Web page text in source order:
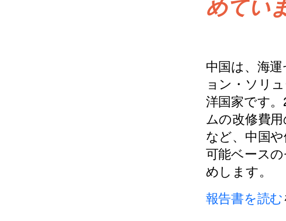
めてい
中国は、海
ョン・ソリ
洋国家です
ムの改修費
など、中国
可能ベース
めします。
報告書を読む